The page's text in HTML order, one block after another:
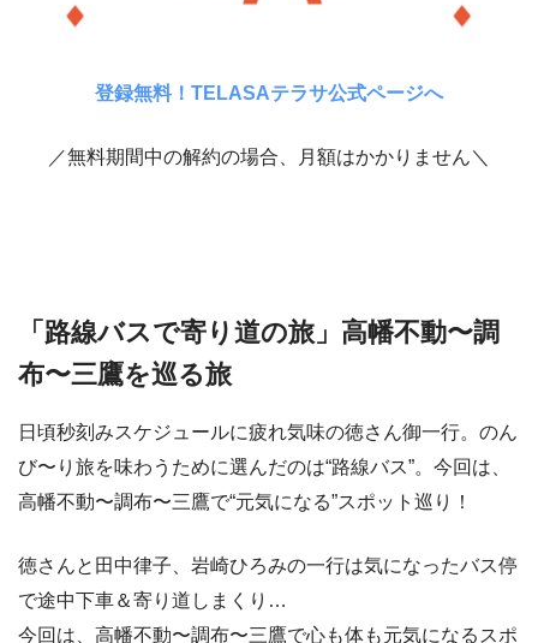
登録無料！TELASAテラサ公式ページへ
／無料期間中の解約の場合、月額はかかりません＼
「路線バスで寄り道の旅」高幡不動〜調
布〜三鷹を巡る旅
日頃秒刻みスケジュールに疲れ気味の徳さん御一行。のん
び〜り旅を味わうために選んだのは“路線バス”。今回は、
高幡不動〜調布〜三鷹で“元気になる”スポット巡り！
徳さんと田中律子、岩崎ひろみの一行は気になったバス停
で途中下車＆寄り道しまくり…
今回は、高幡不動〜調布〜三鷹で心も体も元気になるスポ